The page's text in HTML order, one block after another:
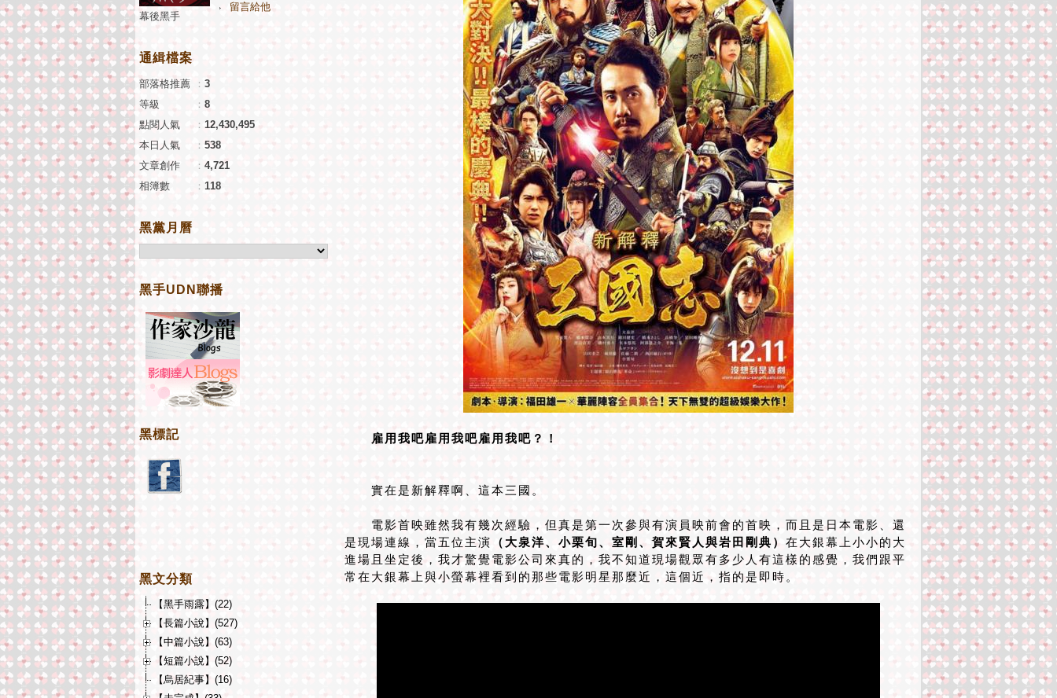
雇用我吧雇用我吧雇用我吧？！
實在是新解釋啊、這本三國。
電影首映雖然我有幾次經驗，但真是第一次參與有演員映前會的首映，而且是日本電影、還
是現場連線，當五位主演
（大泉洋、小栗旬、室剛、賀來賢人與岩田剛典） 在大銀幕上小小的大
進場且坐定後，我才驚覺電影公司來真的，我不知道現場觀眾有多少人有這樣的感覺，我們跟平
常在大銀幕上與小螢幕裡看到的那些電影明星那麼近，這個近，指的是即時。
留言給他
幕後黑手
通緝檔案
部落格推薦 ： 3
等級
： 8
點閱人氣
： 12,430,495
本日人氣
： 538
文章創作
： 4,721
相簿數
： 118
黑黨月曆
黑手UDN聯播
黑標記
黑文分類
【黑手雨露】(22)
【長篇小說】(527)
【中篇小說】(63)
【短篇小說】(52)
【烏居紀事】(16)